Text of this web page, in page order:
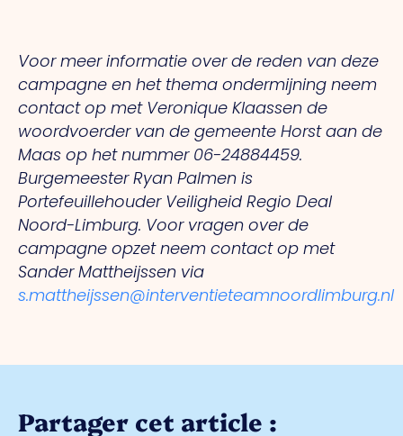
Voor meer informatie over de reden van deze
campagne en het thema ondermijning neem
contact op met Veronique Klaassen de
woordvoerder van de gemeente Horst aan de
Maas op het nummer 06-24884459.
Burgemeester Ryan Palmen is
Portefeuillehouder Veiligheid Regio Deal
Noord-Limburg. Voor vragen over de
campagne opzet neem contact op met
Sander Mattheijssen via
s.mattheijssen@interventieteamnoordlimburg.nl
Partager cet article :